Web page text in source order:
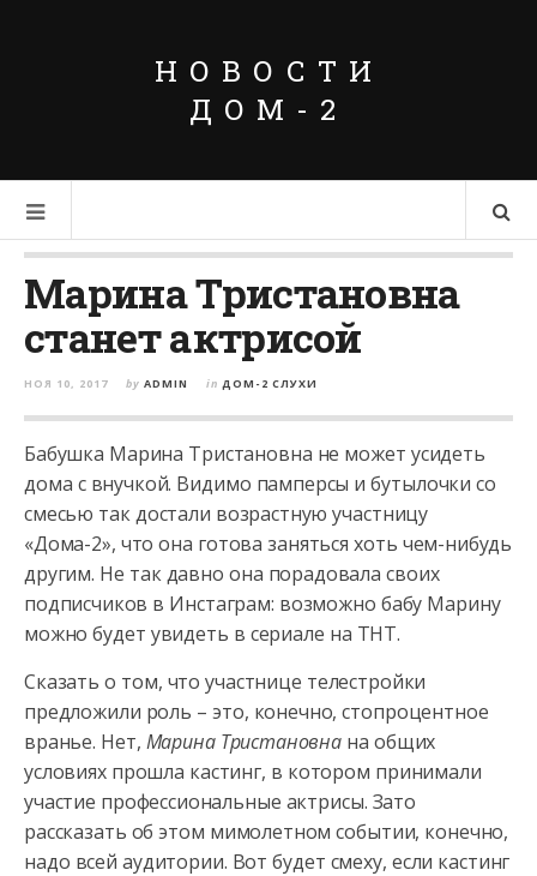
НОВОСТИ
ДОМ-2
Марина Тристановна
станет актрисой
НОЯ 10, 2017 by ADMIN in ДОМ-2 СЛУХИ
Бабушка Марина Тристановна не может усидеть
дома с внучкой. Видимо памперсы и бутылочки со
смесью так достали возрастную участницу
«Дома-2», что она готова заняться хоть чем-нибудь
другим. Не такдавно она порадовала своих
подписчиков в Инстаграм: возможно бабу Марину
можно будет увидеть в сериале на ТНТ.
Сказать о том, что участнице телестройки
предложили роль – это, конечно, стопроцентное
вранье. Нет, Марина Тристановна на общих
условиях прошла кастинг, в котором принимали
участие профессиональные актрисы. Зато
рассказать об этом мимолетном событии, конечно,
надо всей аудитории. Вот будет смеху, если кастинг